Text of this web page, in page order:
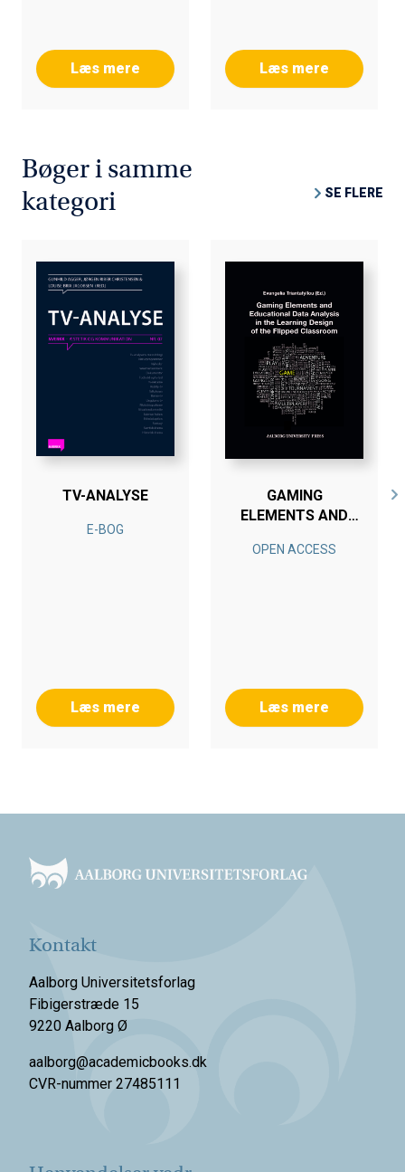
Læs mere Læs mere
Bøger i samme
kategori
SE FLERE
TV-ANALYSE
E-BOG
Læs mere
GAMING
ELEMENTS AND
DATA ANALYSIS IN
OPEN ACCESS
Læs mere
Kontakt
Aalborg Universitetsforlag
Fibigerstræde 15
9220 Aalborg Ø
aalborg@academicbooks.dk
CVR-nummer 27485111